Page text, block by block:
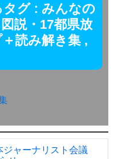
タグ : みんなの
図説・17都県放
読み解き集 ,
ジャーナリスト会議